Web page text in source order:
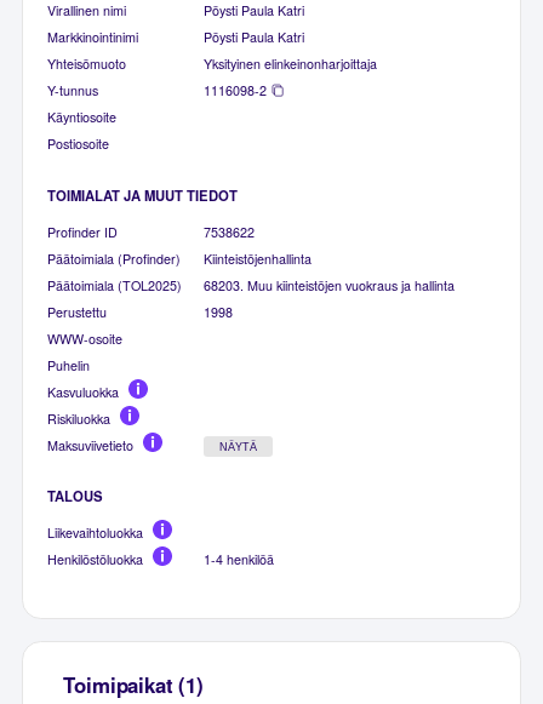
Virallinen nimi
Pöysti Paula Katri
Markkinointinimi
Pöysti Paula Katri
Yhteisömuoto
Yksityinen elinkeinonharjoittaja
Y-tunnus
1116098-2
Käyntiosoite
Postiosoite
TOIMIALAT JA MUUT TIEDOT
Profinder ID
7538622
Päätoimiala (Profinder)
Kiinteistöjenhallinta
Päätoimiala (TOL2025)
68203. Muu kiinteistöjen vuokraus ja hallinta
Perustettu
1998
WWW-osoite
Puhelin
Kasvuluokka
Riskiluokka
Maksuviivetieto
NÄYTÄ
TALOUS
Liikevaihtoluokka
Henkilöstöluokka
1-4 henkilöä
Toimipaikat (1)